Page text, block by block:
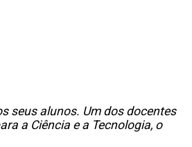
seus alunos. Um dos docentes
a Ciência e a Tecnologia, o